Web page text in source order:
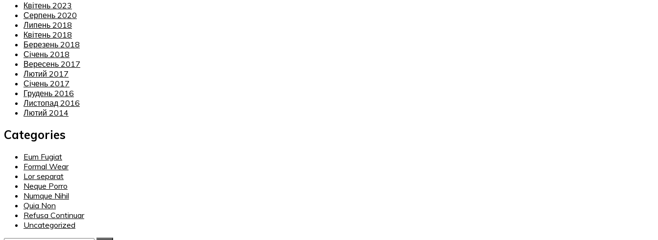
Квітень 2023
Серпень 2020
Липень 2018
Квітень 2018
Березень 2018
Січень 2018
Вересень 2017
Лютий 2017
Січень 2017
Грудень 2016
Листопад 2016
Лютий 2014
Categories
Eum Fugiat
Formal Wear
Lor separat
Neque Porro
Numque Nihil
Quia Non
Refusa Continuar
Uncategorized